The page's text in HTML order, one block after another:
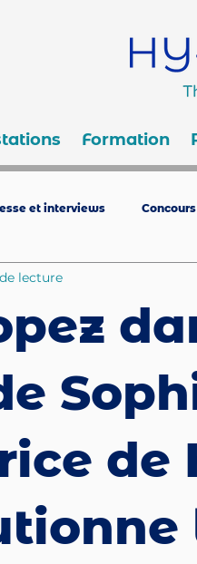
Formation
et interviews
de
lecture